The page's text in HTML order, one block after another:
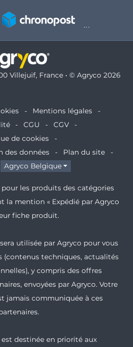
Villejuif, France • © Agryco 2026
Mentions légales
CGU
CGV
de cookies
des données
Plan du site
Agryco Belgique
les produits des catégories
la mention « Expédié par Agryco
fiche produit.
utilisée par Agryco pour vous
(contenus techniques, actualités
y compris des offres
envoyées par Agryco. Votre
jamais communiquée à ces
destinée en priorité aux